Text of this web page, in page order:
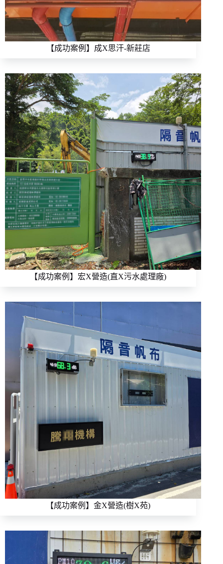
【成功案例】成X思汗-新莊店
【成功案例】宏X營造(直X污水處理廠)
【成功案例】金X營造(樹X苑)